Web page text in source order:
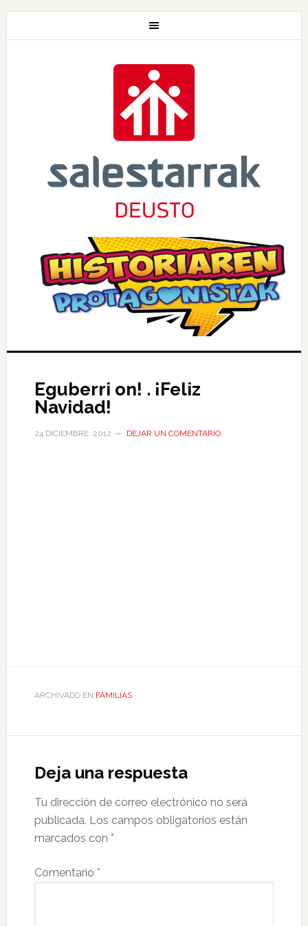
Eguberri on! . ¡Feliz
Navidad!
24 DICIEMBRE, 2012 DEJAR UN COMENTARIO
ARCHIVADO EN:FAMILIAS
Deja una respuesta
Tu dirección de correo electrónico no será
publicada. Los campos obligatorios están
marcados con *
Comentario *